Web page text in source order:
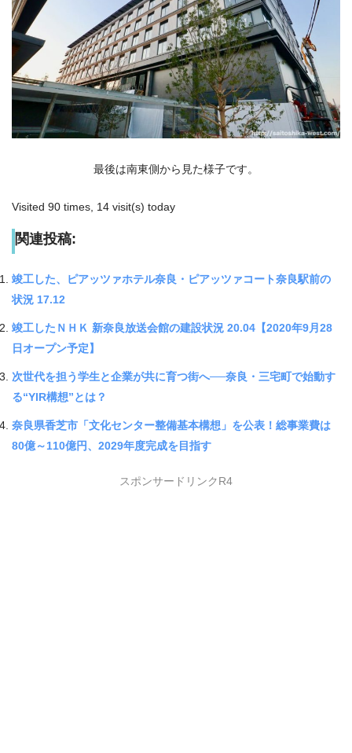
最後は南東側から見た様子です。
Visited 90 times, 14 visit(s) today
関連投稿:
竣工した、ピアッツァホテル奈良・ピアッツァコート奈良駅前の
状況 17.12
竣工したＮＨＫ 新奈良放送会館の建設状況 20.04【2020年9月28
日オープン予定】
次世代を担う学生と企業が共に育つ街へ──奈良・三宅町で始動す
る“YIR構想”とは？
奈良県香芝市「文化センター整備基本構想」を公表！総事業費は
80億～110億円、2029年度完成を目指す
スポンサードリンクR4